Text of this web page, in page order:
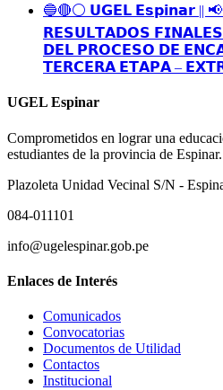
🔵🔴⚪️ 𝗨𝗚𝗘𝗟 𝗘𝘀𝗽𝗶𝗻𝗮𝗿
𝗥𝗘𝗦𝗨𝗟𝗧𝗔𝗗𝗢𝗦
𝗗𝗘𝗟 𝗣𝗥𝗢𝗖𝗘𝗦𝗢 𝗗𝗘
𝗧𝗘𝗥𝗖𝗘𝗥𝗔 𝗘𝗧𝗔𝗣𝗔 –
UGEL Espinar
Comprometidos en lograr una
estudiantes de la provincia de Espinar.
Plazoleta Unidad Vecinal S/N -
084-011101
info@ugelespinar.gob.pe
Enlaces de Interés
Comunicados
Convocatorias
Documentos de Utilidad
Contactos
Institucional